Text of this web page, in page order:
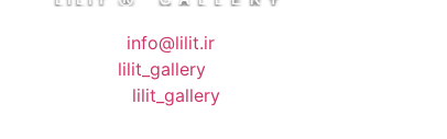
info@lilit.ir
lilit_gallery
lilit_gallery